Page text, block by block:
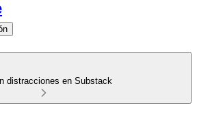
distracciones en Substack